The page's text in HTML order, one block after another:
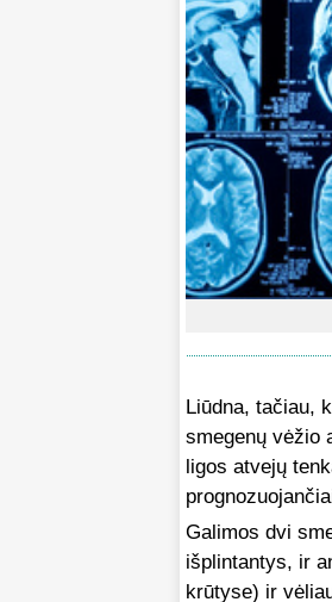
Liūdna, tačiau,
smegenų vėžio
ligos atvejų
Galimos dvi
išplintantys, ir
krūtyse) ir